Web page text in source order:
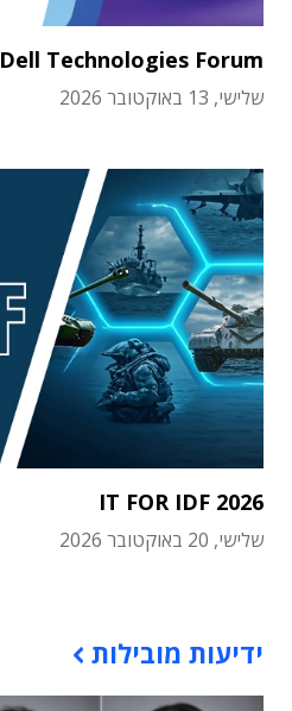
Dell Technologies Forum
שלישי, 13 באוקטובר 2026
IT FOR IDF 2026
שלישי, 20 באוקטובר 2026
ידיעות מובילות